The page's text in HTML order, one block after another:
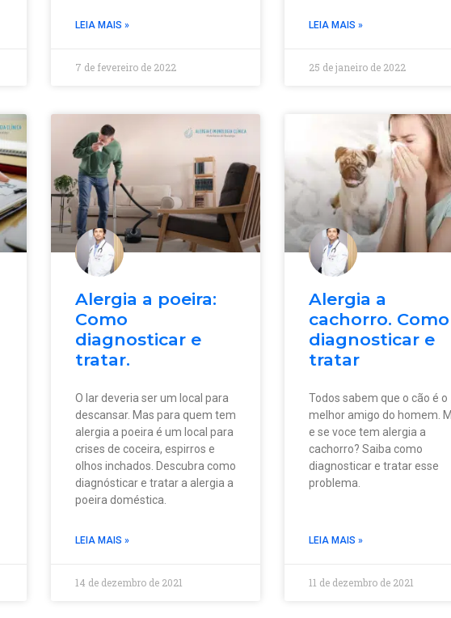
LEIA MAIS »
7 de fevereiro de 2022
LEIA MAIS »
25 de janeiro de 2022
Alergia a poeira:
Como
diagnosticar e
tratar.
O lar deveria ser um local para
descansar. Mas para quem tem
alergia a poeira é um local para
crises de coceira, espirros e
olhos inchados. Descubra como
diagnósticar e tratar a alergia a
poeira doméstica.
LEIA MAIS »
14 de dezembro de 2021
Alergia a
cachorro. Como
diagnosticar e
tratar
Todos sabem que o cão é o
melhor amigo do homem.
e se voce tem alergia a
cachorro? Saiba como
diagnosticar e tratar esse
problema.
LEIA MAIS »
11 de dezembro de 2021